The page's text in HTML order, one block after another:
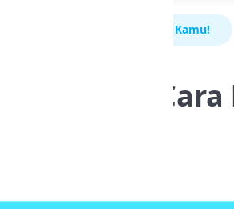
dan Cara kerja untuk Website Kamu!
dan